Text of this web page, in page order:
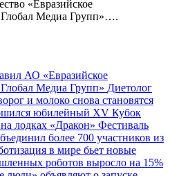
«Евразийское
Глобал Медиа Групп»….
АО «Евразийское
Медиа Групп» Диетолог
и молоко снова становятся
юбилейный XV Кубок
лодках «Дракон» Фестиваль
более 700 участников из
в мире бьет новые
роботов выросло на 15%